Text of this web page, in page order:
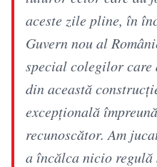
aceste zile pline, în
Guvern nou al
special colegilor care
din această
excepțională
recunoscător. Am
a încălca nicio regulă